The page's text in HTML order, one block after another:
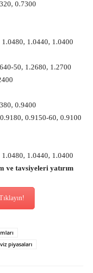
0.7300
1.0440, 1.0400
50, 1.2680, 1.2700
0.9400
0.9150-60, 0.9100
1.0440, 1.0400
ve tavsiyeleri yatırım
piyasaları